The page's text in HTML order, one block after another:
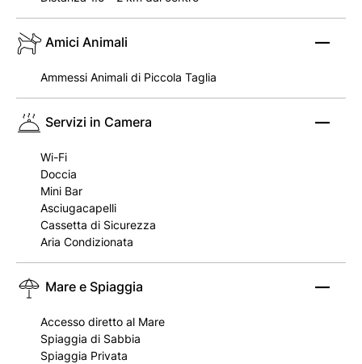
Amici Animali
Ammessi Animali di Piccola Taglia
Servizi in Camera
Wi-Fi
Doccia
Mini Bar
Asciugacapelli
Cassetta di Sicurezza
Aria Condizionata
Mare e Spiaggia
Accesso diretto al Mare
Spiaggia di Sabbia
Spiaggia Privata